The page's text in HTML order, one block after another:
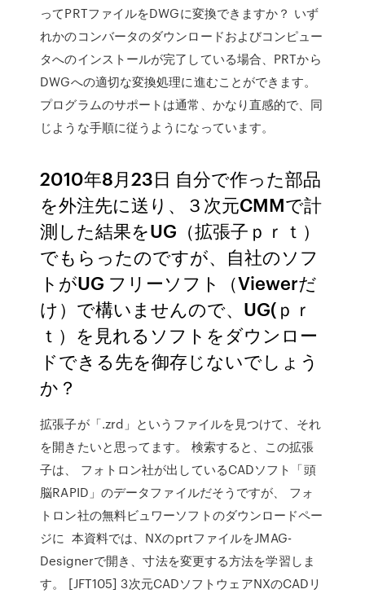
ってPRTファイルをDWGに変換できますか？ いず
れかのコンバータのダウンロードおよびコンピュー
タへのインストールが完了している場合、PRTから
DWGへの適切な変換処理に進むことができます。
プログラムのサポートは通常、かなり直感的で、同
じような手順に従うようになっています。
2010年8月23日 自分で作った部品
を外注先に送り、３次元CMMで計
測した結果をUG（拡張子ｐｒｔ）
でもらったのですが、自社のソフ
トがUG フリーソフト（Viewerだ
け）で構いませんので、UG(ｐｒ
ｔ）を見れるソフトをダウンロー
ドできる先を御存じないでしょう
か？
拡張子が「.zrd」というファイルを見つけて、それ
を開きたいと思ってます。 検索すると、この拡張
子は、 フォトロン社が出しているCADソフト「頭
脳RAPID」のデータファイルだそうですが、 フォ
トロン社の無料ビュワーソフトのダウンロードペー
ジに 本資料では、NXのprtファイルをJMAG-
Designerで開き、寸法を変更する方法を学習しま
す。 [JFT105] 3次元CADソフトウェアNXのCADリ